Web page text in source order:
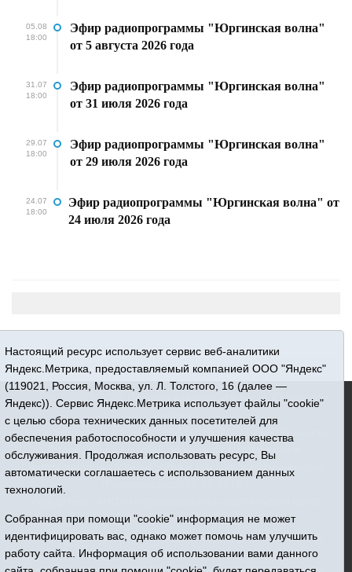
05.08
18:00
Эфир радиопрограммы "Юргинская волна"
от 5 августа 2026 года
31.07
18:00
Эфир радиопрограммы "Юргинская волна"
от 31 июля 2026 года
29.07
18:00
Эфир радиопрограммы "Юргинская волна"
от 29 июля 2026 года
24.07
18:00
Эфир радиопрограммы "Юргинская волна" от
24 июля 2026 года
16+ © 2015-2026 Сетевое издание «Новости Юргинского
Регистрационный номер СМИ ЭЛ № ФС 77 - 66052 выдан
Федеральной службой по надзору в сфере связи,
«Призыв»
Все права защищены © При использовании материалов
ссылка обязательна
Настоящий ресурс использует сервис веб-аналитики
Яндекс.Метрика, предоставляемый компанией ООО "Яндекс"
(119021, Россия, Москва, ул. Л. Толстого, 16 (далее —
Яндекс)). Сервис Яндекс.Метрика использует файлы "cookie"
с целью сбора технических данных посетителей для
обеспечения работоспособности и улучшения качества
обслуживания. Продолжая использовать ресурс, Вы
автоматически соглашаетесь с использованием данных
технологий.
Собранная при помощи "cookie" информация не может
идентифицировать вас, однако может помочь нам улучшить
работу сайта. Информация об использовании вами данного